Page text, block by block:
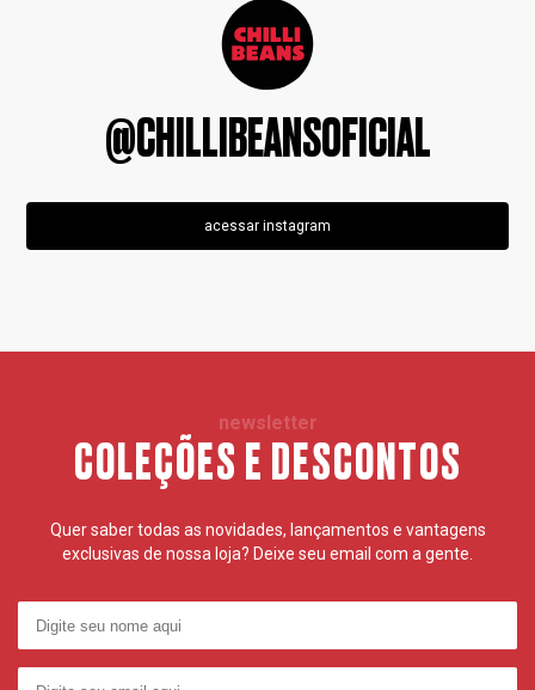
@CHILLIBEANSOFICIAL
acessar instagram
newsletter
COLEÇÕES E DESCONTOS
Quer saber todas as novidades, lançamentos e vantagens
exclusivas de nossa loja? Deixe seu email com a gente.